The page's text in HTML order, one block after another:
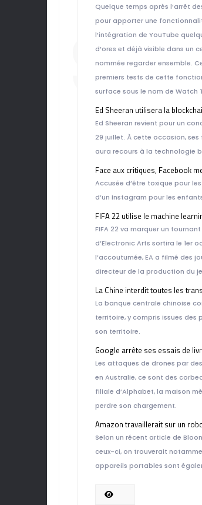
Quelque temps après l’arrêt
pour apporter une
l’intégration de YouTube
d’ores et déjà visible dans un
nommée regarder ensemble.
premiers tests de cette
surface sous le nom de Watch
Ed Sheeran utilisera la
Ed Sheeran revient pour un
29 juillet. À cette occasion,
aura recours à la technologie
Face aux critiques, Facebook
Accusée d’être toxique pour
d’un Instagram pour les
FIFA 22 utilise le machine
FIFA 22 va marquer un
d’Electronic Arts sortira le 1er
l’accoutumée, EA a filmé des
directeur de la production du
La Chine interdit toutes les
La banque centrale chinoise
territoire, y compris issues des
son territoire.
Google arrête ses essais de
Les attaques de drones par
en Australie, ce sont des
filiale d’Alphabet, la maison
perdre son chargement.
Amazon travaillerait sur un
Selon un récent article de
ceux-ci, on trouverait
appareils portables sont